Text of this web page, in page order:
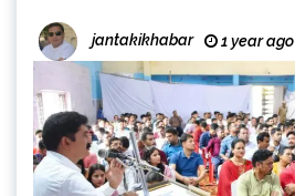
jantakikhabar 1 year ago